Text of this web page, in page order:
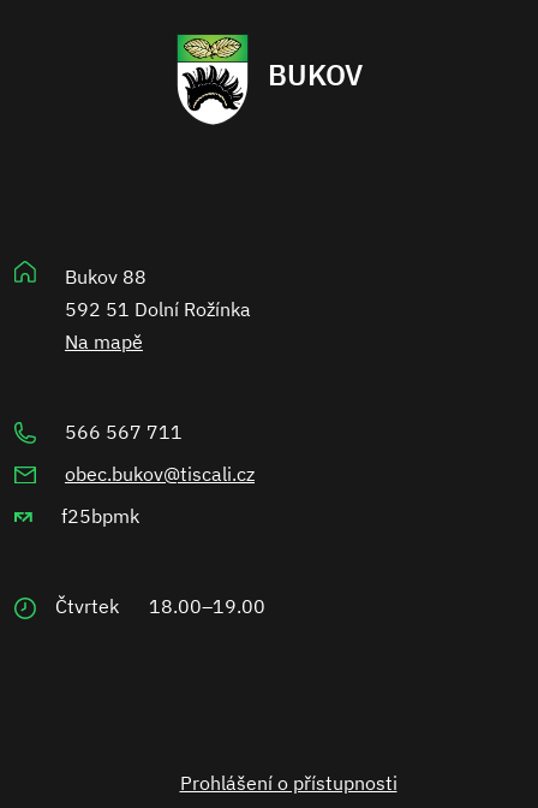
BUKOV
Bukov 88
592 51 Dolní Rožínka
Na mapě
566 567 711
obec.bukov@tiscali.cz
f25bpmk
Čtvrtek 18.00–19.00
Prohlášení o přístupnosti